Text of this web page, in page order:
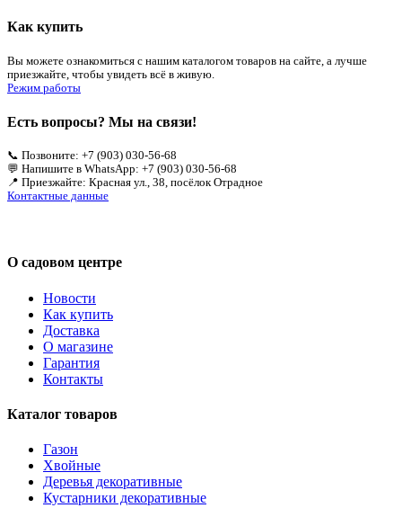
Как купить
Вы можете ознакомиться с нашим каталогом товаров на сайте, а лучше
приезжайте, чтобы увидеть всё в живую.
Режим работы
Есть вопросы? Мы на связи!
📞 Позвоните: +7 (903) 030-56-68
💬 Напишите в WhatsApp: +7 (903) 030-56-68
📍 Приезжайте: Красная ул., 38, посёлок Отрадное
Контактные данные
О садовом центре
Новости
Как купить
Доставка
О магазине
Гарантия
Контакты
Каталог товаров
Газон
Хвойные
Деревья декоративные
Кустарники декоративные